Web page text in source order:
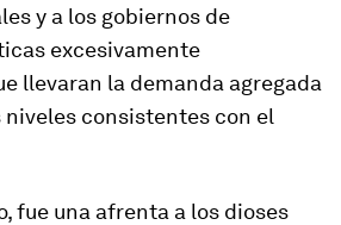
y a los gobiernos de
excesivamente
llevaran la demanda agregada
niveles consistentes con el
fue una afrenta a los dioses